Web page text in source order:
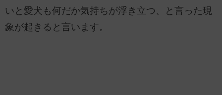
いと愛犬も何だか気持ちが浮き立つ、と言った現
象が起きると言います。